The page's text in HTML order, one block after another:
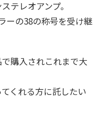
テレオアンプ。
ーの38の称号を受け継
購入されこれまで大
くれる方に託したい